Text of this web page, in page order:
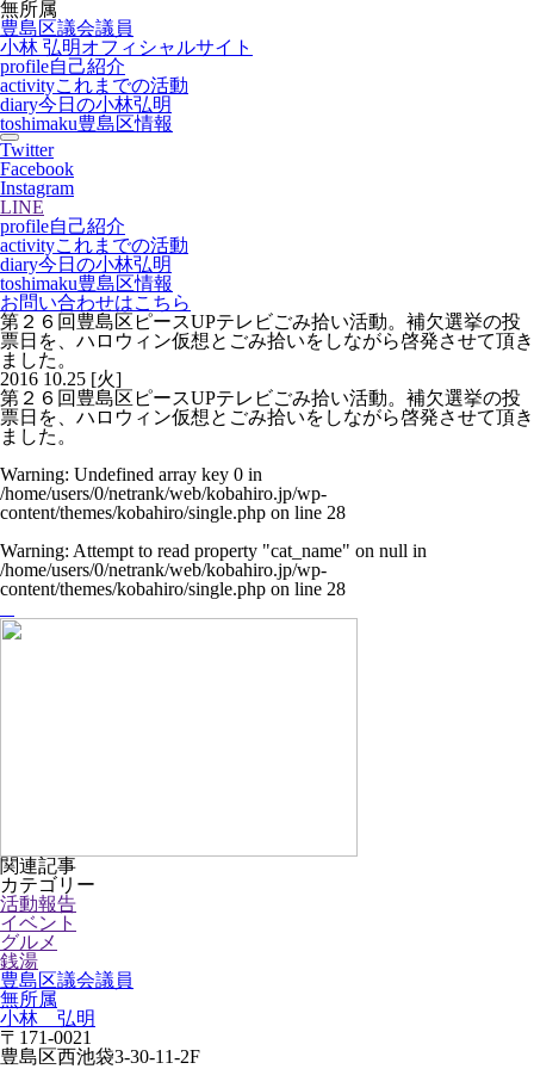
無所属
豊島区議会議員
小林 弘明オフィシャルサイト
profile自己紹介
activityこれまでの活動
diary今日の小林弘明
toshimaku豊島区情報
Twitter
Facebook
Instagram
LINE
profile自己紹介
activityこれまでの活動
diary今日の小林弘明
toshimaku豊島区情報
お問い合わせはこちら
第２６回豊島区ピースUPテレビごみ拾い活動。補欠選挙の投
票日を、ハロウィン仮想とごみ拾いをしながら啓発させて頂き
ました。
2016 10.25 [火]
第２６回豊島区ピースUPテレビごみ拾い活動。補欠選挙の投
票日を、ハロウィン仮想とごみ拾いをしながら啓発させて頂き
ました。
Warning: Undefined array key 0 in
/home/users/0/netrank/web/kobahiro.jp/wp-
content/themes/kobahiro/single.php on line 28
Warning: Attempt to read property "cat_name" on null in
/home/users/0/netrank/web/kobahiro.jp/wp-
content/themes/kobahiro/single.php on line 28
関連記事
カテゴリー
活動報告
イベント
グルメ
銭湯
豊島区議会議員
無所属
小林 弘明
〒171-0021
豊島区西池袋3-30-11-2F